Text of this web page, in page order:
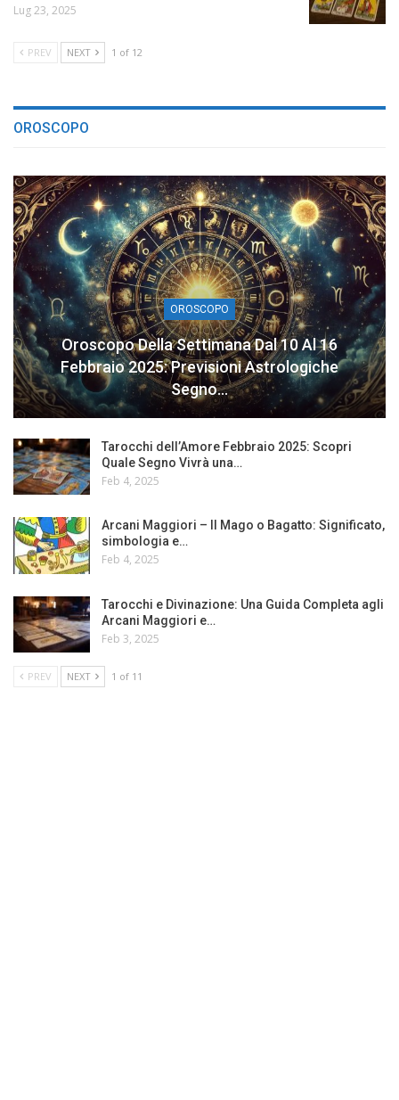
Lug 23, 2025
PREV NEXT 1 of 12
OROSCOPO
OROSCOPO
Oroscopo Della Settimana Dal 10 Al 16
Febbraio 2025: Previsioni Astrologiche
Segno…
Tarocchi dell’Amore Febbraio 2025: Scopri
Quale Segno Vivrà una…
Feb 4, 2025
Arcani Maggiori – Il Mago o Bagatto: Significato,
simbologia e…
Feb 4, 2025
Tarocchi e Divinazione: Una Guida Completa agli
Arcani Maggiori e…
Feb 3, 2025
PREV NEXT 1 of 11